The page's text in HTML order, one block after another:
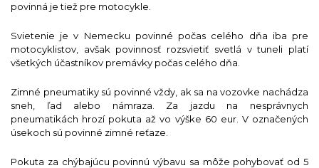
povinná je tiež pre motocykle.
Svietenie je v Nemecku povinné počas celého dňa iba pre
motocyklistov, avšak povinnosť rozsvietiť svetlá v tuneli platí
všetkých účastníkov premávky počas celého dňa.
Zimné pneumatiky sú povinné vždy, ak sa na vozovke nachádza
sneh, ľad alebo námraza. Za jazdu na nesprávnych
pneumatikách hrozí pokuta až vo výške 60 eur. V označených
úsekoch sú povinné zimné reťaze.
Pokuta za chýbajúcu povinnú výbavu sa môže pohybovať od 5